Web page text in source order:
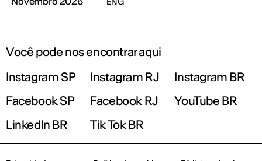
Você pode nos encontrar aqui
Instagram SP
Instagram RJ
Instagram BR
Facebook SP
Facebook RJ
YouTube BR
LinkedIn BR
Tik Tok BR